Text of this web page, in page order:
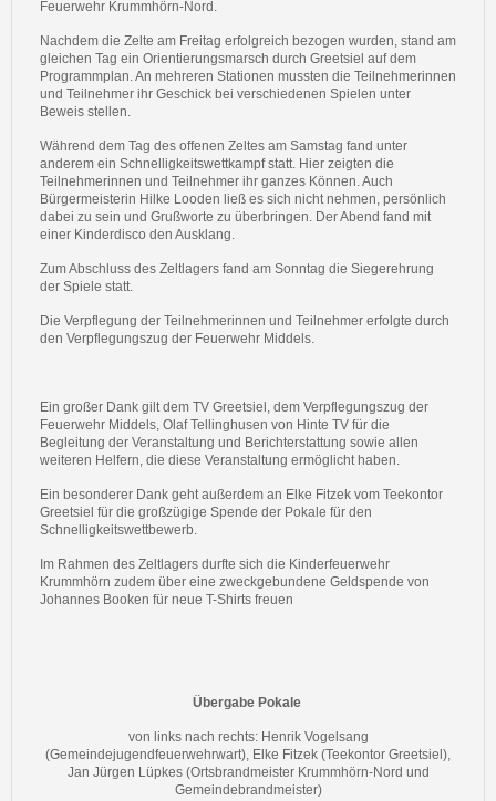
Feuerwehr Krummhörn-Nord.
Nachdem die Zelte am Freitag erfolgreich bezogen wurden, stand am
gleichen Tag ein Orientierungsmarsch durch Greetsiel auf dem
Programmplan. An mehreren Stationen mussten die Teilnehmerinnen
und Teilnehmer ihr Geschick bei verschiedenen Spielen unter
Beweis stellen.
Während dem Tag des offenen Zeltes am Samstag fand unter
anderem ein Schnelligkeitswettkampf statt. Hier zeigten die
Teilnehmerinnen und Teilnehmer ihr ganzes Können. Auch
Bürgermeisterin Hilke Looden ließ es sich nicht nehmen, persönlich
dabei zu sein und Grußworte zu überbringen. Der Abend fand mit
einer Kinderdisco den Ausklang.
Zum Abschluss des Zeltlagers fand am Sonntag die Siegerehrung
der Spiele statt.
Die Verpflegung der Teilnehmerinnen und Teilnehmer erfolgte durch
den Verpflegungszug der Feuerwehr Middels.
Ein großer Dank gilt dem TV Greetsiel, dem Verpflegungszug der
Feuerwehr Middels, Olaf Tellinghusen von Hinte TV für die
Begleitung der Veranstaltung und Berichterstattung sowie allen
weiteren Helfern, die diese Veranstaltung ermöglicht haben.
Ein besonderer Dank geht außerdem an Elke Fitzek vom Teekontor
Greetsiel für die großzügige Spende der Pokale für den
Schnelligkeitswettbewerb.
Im Rahmen des Zeltlagers durfte sich die Kinderfeuerwehr
Krummhörn zudem über eine zweckgebundene Geldspende von
Johannes Booken für neue T-Shirts freuen
Übergabe Pokale
von links nach rechts: Henrik Vogelsang
(Gemeindejugendfeuerwehrwart), Elke Fitzek (Teekontor Greetsiel),
Jan Jürgen Lüpkes (Ortsbrandmeister Krummhörn-Nord und
Gemeindebrandmeister)